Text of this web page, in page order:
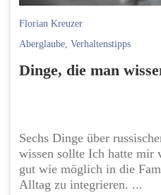
Florian Kreuzer
Aberglaube, Verhaltenstipps
Dinge, die man
Sechs Dinge über
wissen sollte Ich hatte mir
gut wie möglich in die
Alltag zu integrieren. ...